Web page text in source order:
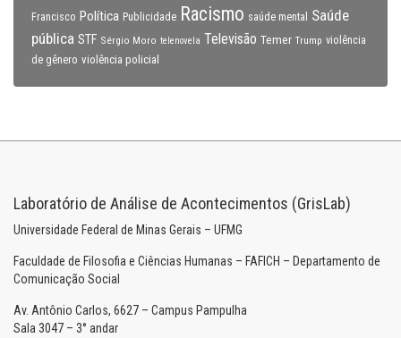
Francisco Política Publicidade Racismo saúde mental
Saúde
pública STF Sérgio Moro telenovela Televisão Temer Trump violência
de gênero violência policial
Laboratório de Análise de Acontecimentos (GrisLab)
Universidade Federal de Minas Gerais – UFMG
Faculdade de Filosofia e Ciências Humanas – FAFICH – Departamento de
Comunicação Social
Av. Antônio Carlos, 6627 – Campus Pampulha
Sala 3047 – 3° andar